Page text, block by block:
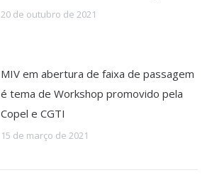
20 de outubro de 2021
MIV em abertura de faixa de passagem
é tema de Workshop promovido pela
Copel e CGTI
15 de março de 2021